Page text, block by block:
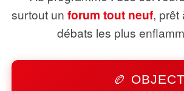
surtout un forum tout neuf, prêt
débats les plus
🏉